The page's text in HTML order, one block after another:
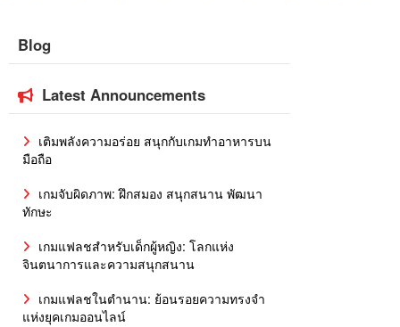
Blog
Latest Announcements
เติมพลังความอร่อย สนุกกับเกมทำอาหารบน
มือถือ
เกมจับผิดภาพ: ฝึกสมอง สนุกสนาน พัฒนา
ทักษะ
เกมแฟลชสำหรับเด็กผู้หญิง: โลกแห่ง
จินตนาการและความสนุกสนาน
เกมแฟลชในตำนาน: ย้อนรอยความทรงจำ
แห่งยุคเกมออนไลน์